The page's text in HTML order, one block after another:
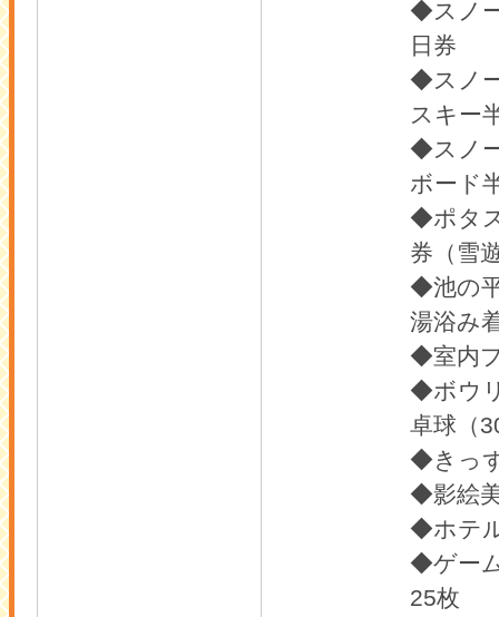
◆スノ
日券
◆スノ
スキー
◆スノ
ボード
◆ポタ
券（雪
◆池の
湯浴み
◆室内
◆ボウ
卓球（
◆きっ
◆影絵
◆ホテ
◆ゲー
25枚